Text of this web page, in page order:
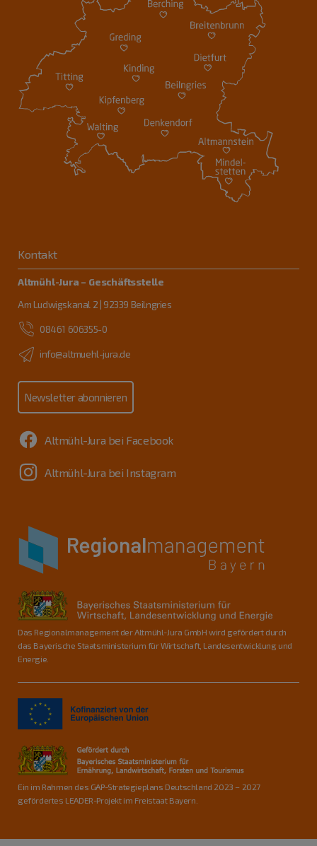
Kontakt
Altmühl-Jura – Geschäftsstelle
Am Ludwigskanal 2 | 92339 Beilngries
08461 606355-0
info@altmuehl-jura.de
Newsletter abonnieren
Altmühl-Jura bei Facebook
Altmühl-Jura bei Instagram
Das Regionalmanagement der Altmühl-Jura GmbH wird gefördert durch
das Bayerische Staatsministerium für Wirtschaft, Landesentwicklung und
Energie.
Ein im Rahmen des GAP-Strategieplans Deutschland 2023 – 2027
gefördertes LEADER-Projekt im Freistaat Bayern.